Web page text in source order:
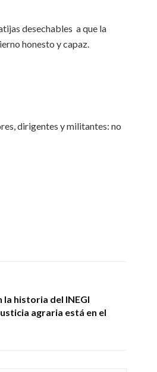
desechables a que la
honesto y capaz.
dirigentes y militantes: no
historia del INEGI
agraria está en el